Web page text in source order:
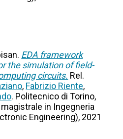
EDA framework
the simulation of field-
circuits. Rel.
, Fabrizio Riente,
. Politecnico di Torino,
in Ingegneria
Engineering), 2021